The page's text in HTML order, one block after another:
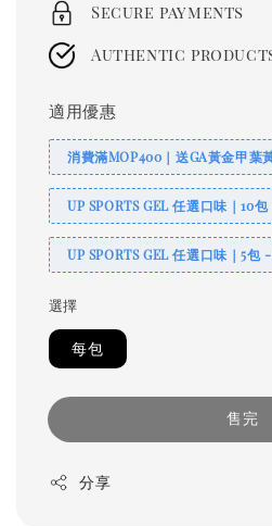
Secure payments
Authentic
適用優惠
消費滿MOP400｜送GA黃金甲葉
UP SPORTS GEL 任選口味｜10
UP SPORTS GEL 任選口味｜5包
選擇
每包
售完
分享